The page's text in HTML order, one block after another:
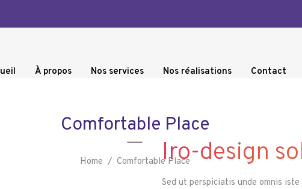
À propos Nos services Nos réalisations Contact
Comfortable Place
Home / Comfortable PlaceIro-design
Sed ut perspiciatis unde omnis